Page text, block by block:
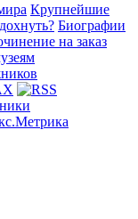
Крупнейшие
Биографии
на заказ